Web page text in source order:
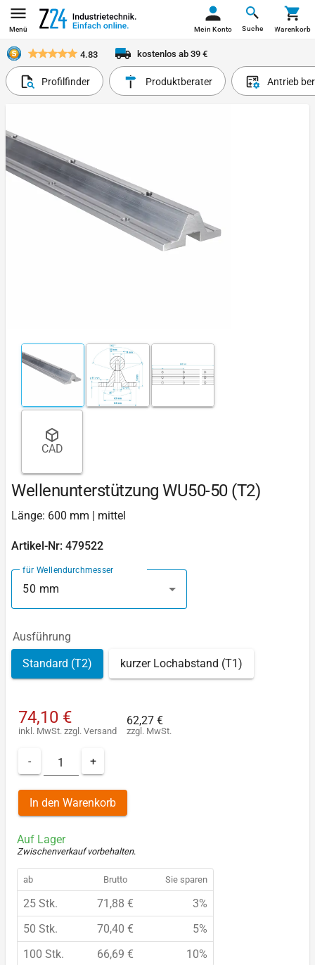
Menü Suche
Mein Konto Warenkorb
4.83 kostenlos ab 39 €
Profilfinder Produktberater Antrieb
CAD
Wellenunterstützung WU50-50 (T2)
Länge: 600 mm | mittel
Artikel-Nr: 479522
für Wellendurchmesser
50 mm
Ausführung
Standard (T2) kurzer Lochabstand (T1)
74,10 €
inkl. MwSt. zzgl. Versand
62,27 €
zzgl. MwSt.
- +
In den Warenkorb
Auf Lager
Zwischenverkauf vorbehalten.
ab Brutto Sie sparen
25 Stk. 71,88 €
3%
50 Stk.
70,40 €
5%
100 Stk.
66,69 € 10%